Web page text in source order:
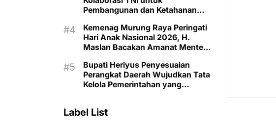
Pembangunan dan Ketahanan
Kemenag Murung Raya Peringati
Hari Anak Nasional 2026, H.
Maslan Bacakan Amanat Menteri
Bupati Heriyus Penyesuaian
Perangkat Daerah Wujudkan Tata
Kelola Pemerintahan yang
Label List